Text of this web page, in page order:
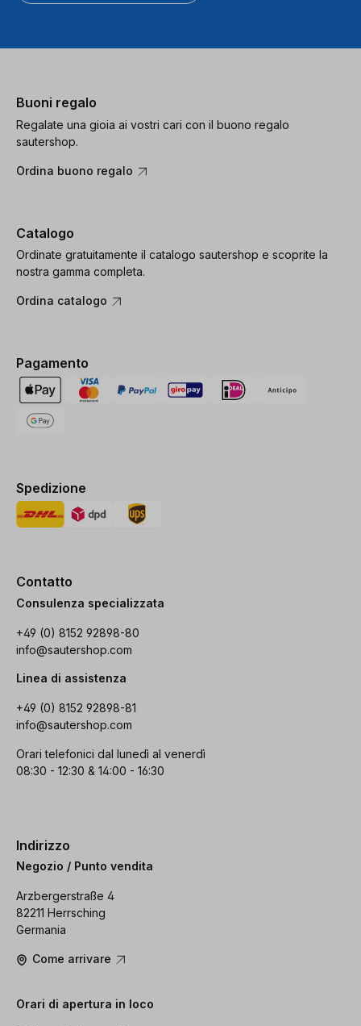
Buoni regalo
Regalate una gioia ai vostri cari con il buono regalo
sautershop.
Ordina buono regalo
Catalogo
Ordinate gratuitamente il catalogo sautershop e scoprite la
nostra gamma completa.
Ordina catalogo
Pagamento
Spedizione
Contatto
Consulenza specializzata
+49 (0) 8152 92898-80
info@sautershop.com
Linea di assistenza
+49 (0) 8152 92898-81
info@sautershop.com
Orari telefonici dal lunedì al venerdì
08:30 - 12:30 & 14:00 - 16:30
Indirizzo
Negozio / Punto vendita
Arzbergerstraße 4
82211 Herrsching
Germania
Come arrivare
Orari di apertura in loco